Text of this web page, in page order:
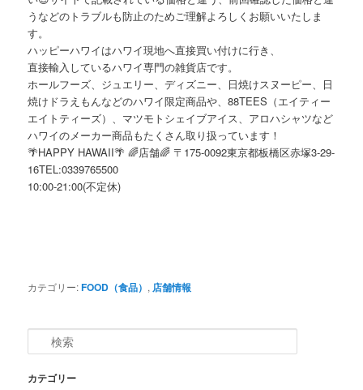
うなどのトラブルも防止のためご理解よろしくお願いいたしま
す。
ハッピーハワイはハワイ現地へ直接買い付けに行き、
直接輸入しているハワイ専門の雑貨店です。
ホールフーズ、ジュエリー、ディズニー、日焼けスヌーピー、日
焼けドラえもんなどのハワイ限定商品や、88TEES（エイティー
エイトティーズ）、マツモトシェイブアイス、アロハシャツなど
ハワイのメーカー商品もたくさん取り扱っています！
🌴HAPPY HAWAII🌴 🌈店舗🌈 〒175-0092東京都板橋区赤塚3-29-
16TEL:0339765500
10:00-21:00(不定休)
カテゴリー:FOOD（食品） , 店舗情報
索
カテゴリー